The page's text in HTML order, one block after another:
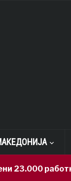
работни места